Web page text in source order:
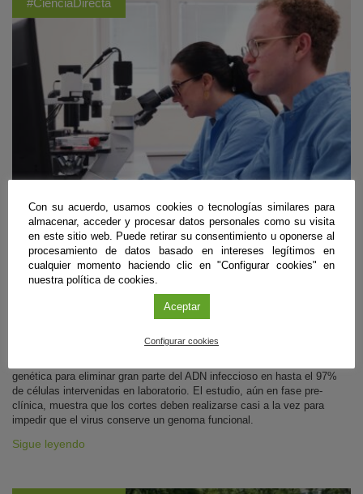
#CienciaDirecta
Biomedicina
Diseñan unas ‘tijeras moleculares’ que frenan
la infección del VIH en células de laboratorio
09 de agosto de 2026
Un equipo internacional del que forma parte el Instituto de Parasitología
genética para eliminar gran parte del ADN infeccioso en hasta el 97%
de células intervenidas en laboratorio. El estudio, aún en fase pre-
clínica, muestra que los cortes deben realizarse casi a la vez para
impedir que el virus conserve un genoma funcional.
Sigue leyendo
Con su acuerdo, usamos cookies o tecnologías similares para
almacenar, acceder y procesar datos personales como su visita
en este sitio web. Puede retirar su consentimiento u oponerse al
procesamiento de datos basado en intereses legítimos en
cualquier momento haciendo clic en "Configurar cookies" en
nuestra política de cookies.
Aceptar
Configurar cookies